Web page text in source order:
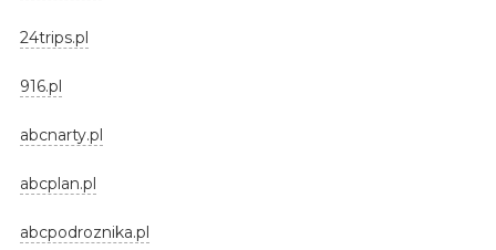
24trips.pl
916.pl
abcnarty.pl
abcplan.pl
abcpodroznika.pl